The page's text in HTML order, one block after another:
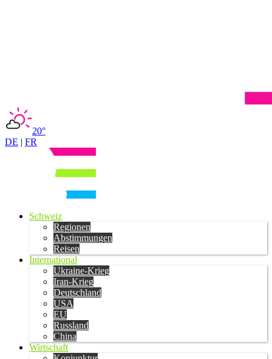
20°
DE | FR
Schweiz
Regionen
Abstimmungen
Reisen
International
Ukraine-Krieg
Iran-Krieg
Deutschland
USA
EU
Russland
China
Wirtschaft